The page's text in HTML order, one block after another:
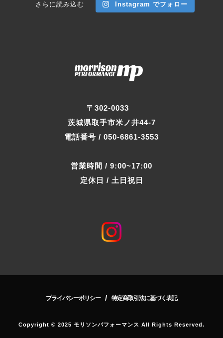
〒302-0033
茨城県取手市米ノ井44-7
電話番号 / 050-6861-3553
営業時間 / 9:00~17:00
定休日 / 土日祝日
さらに読み込む Instagram でフォロー
プライバシーポリシー / 特定商取引法に基づく表記
Copyright © 2025 モリソンパフォーマンス All Rights Reserved.